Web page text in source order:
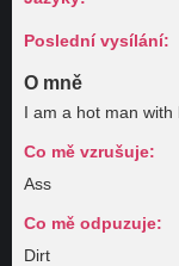
Poslední vysílání:
O mně
I am a hot man with
Co mě vzrušuje:
Ass
Co mě odpuzuje:
Dirt